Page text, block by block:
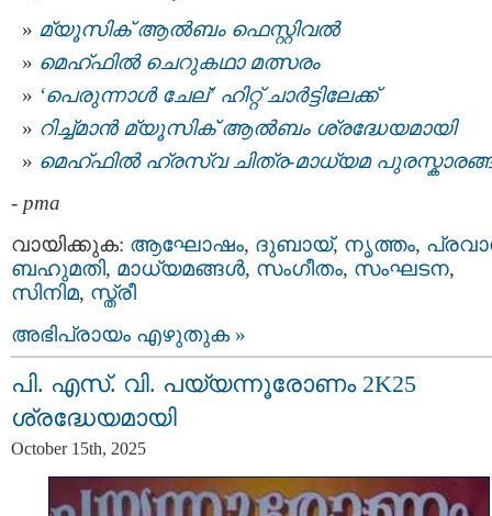
മ്യൂസിക് ആൽബം ഫെസ്റ്റിവൽ
മെഹ്ഫിൽ ചെറുകഥാ മത്സരം
‘പെരുന്നാൾ ചേല്’ ഹിറ്റ് ചാര്‍ട്ടിലേക്ക്
റിച്ച്മാന്‍ മ്യൂസിക് ആല്‍ബം ശ്രദ്ധേയമായി
മെഹ്ഫിൽ ഹ്രസ്വ ചിത്ര-മാധ്യമ
- pma
വായിക്കുക: ആഘോഷം, ദുബായ്‌, നൃത്തം,
ബഹുമതി, മാധ്യമങ്ങള്‍, സംഗീതം, സംഘടന,
സിനിമ, സ്ത്രീ
അഭിപ്രായം എഴുതുക »
പി. എസ്. വി. പയ്യന്നൂരോണം 2K25
ശ്രദ്ധേയമായി
October 15th, 2025